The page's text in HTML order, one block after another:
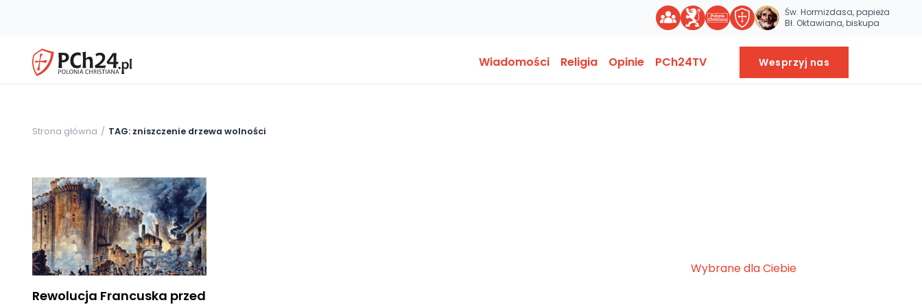
Św. Hormizdasa, papieża
Bł. Oktawiana, biskupa
Wiadomości Religia Opinie PCh24TV Wesprzyj nas
Strona główna TAG: zniszczenie drzewa wolności
Rewolucja Francuska przed
Wybrane dla Ciebie